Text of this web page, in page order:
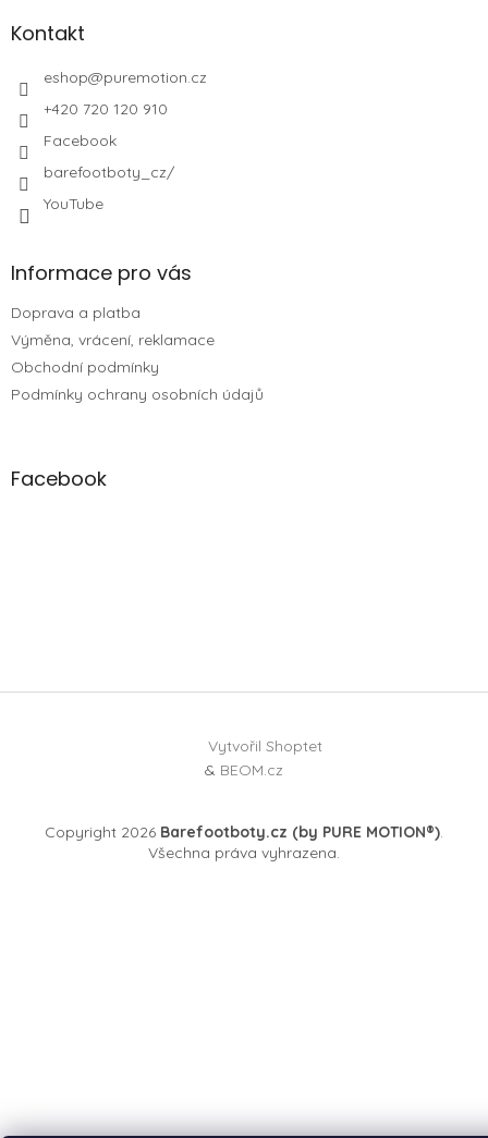
Kontakt
eshop@puremotion.cz
+420 720 120 910
Facebook
barefootboty_cz/
YouTube
Informace pro vás
Doprava a platba
Výměna, vrácení, reklamace
Obchodní podmínky
Podmínky ochrany osobních údajů
Facebook
Vytvořil Shoptet
& BEOM.cz
Copyright 2026 Barefootboty.cz (by PURE MOTION®).
Všechna práva vyhrazena.